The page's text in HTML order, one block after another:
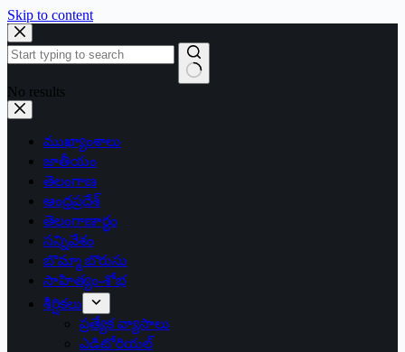
Skip to content
No results
ముఖ్యాంశాలు
జాతీయం
తెలంగాణ
ఆంధ్రప్రదేశ్
తెలంగాణార్థం
సన్నివేశం
బొమ్మా బొరుసు
సాహిత్యం-శోభ
శీర్షికలు
ప్రత్యేక వ్యాసాలు
ఎడిటోరియల్